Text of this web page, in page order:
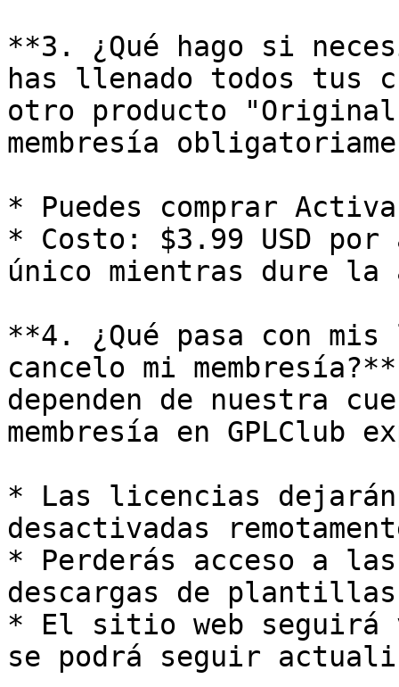
**3. ¿Qué hago si
has llenado todos tus
otro producto
membresía
* Puedes comprar
* Costo: $3.99 USD
único mientras dure
**4. ¿Qué pasa con
cancelo mi
dependen de nuestra
membresía en GPLClub
* Las licencias
desactivadas
* Perderás acceso a las
descargas de
* El sitio web